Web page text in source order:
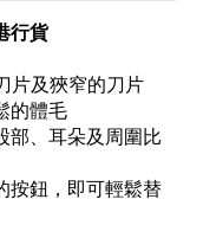
行貨
片及狹窄的刀片
的體毛
部、耳朵及周圍比
按鈕，即可輕鬆替